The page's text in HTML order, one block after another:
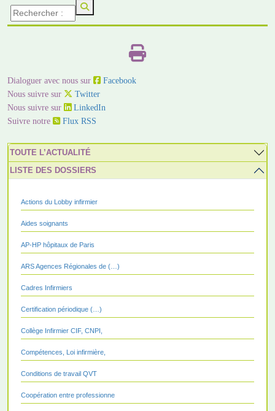
Dialoguer avec nous sur
Facebook
Nous suivre sur
Twitter
Nous suivre sur
LinkedIn
Suivre notre
Flux RSS
TOUTE L’ACTUALITÉ
LISTE DES DOSSIERS
Actions du Lobby infirmier
Aides soignants
AP-HP hôpitaux de Paris
ARS Agences Régionales de (…)
Cadres Infirmiers
Certification périodique (…)
Collège Infirmier CIF, CNPI,
Compétences, Loi infirmière,
Conditions de travail QVT
Coopération entre professionne